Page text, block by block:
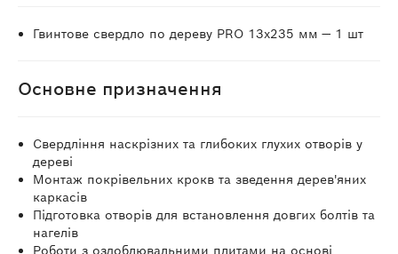
Гвинтове свердло по дереву PRO 13x235 мм — 1 шт
Основне призначення
Свердління наскрізних та глибоких глухих отворів у
дереві
Монтаж покрівельних крокв та зведення дерев'яних
каркасів
Підготовка отворів для встановлення довгих болтів та
нагелів
Роботи з оздоблювальними плитами на основі